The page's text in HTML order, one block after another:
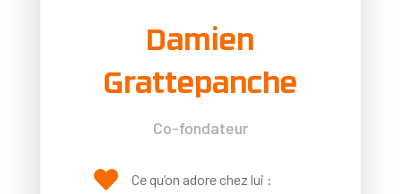
Damien
Grattepanche
Co-fondateur

Ce qu’on adore chez lui :